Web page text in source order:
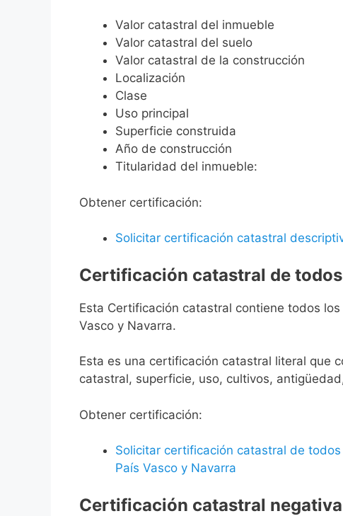
Valor catastral del inmueble
Valor catastral del suelo
Valor catastral de la construcción
Localización
Clase
Uso principal
Superficie construida
Año de construcción
Titularidad del inmueble:
Obtener certificación:
Solicitar certificación catastral
Certificación catastral de
Esta Certificación catastral contiene todos
Vasco y Navarra.
Esta es una certificación catastral literal que
catastral, superficie, uso, cultivos,
Obtener certificación:
Solicitar certificación catastral de
País Vasco y Navarra
Certificación catastral